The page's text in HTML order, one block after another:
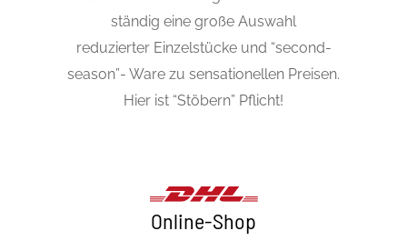
ständig eine große Auswahl
reduzierter Einzelstücke und “second-
season”- Ware zu sensationellen Preisen.
Hier ist “Stöbern” Pflicht!
Online-Shop